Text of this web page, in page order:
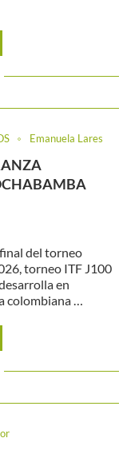
Emanuela Lares
del torneo
torneo ITF J100
en
colombiana …